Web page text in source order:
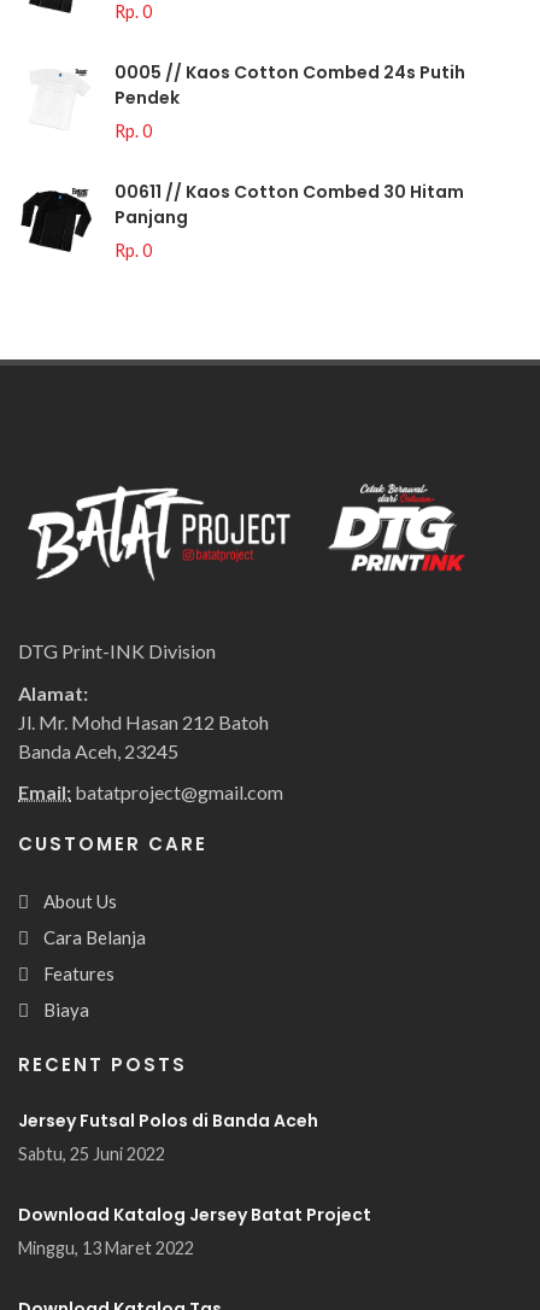
Rp. 0
0005 // Kaos Cotton Combed 24s Putih
Pendek
Rp. 0
00611 // Kaos Cotton Combed 30 Hitam
Panjang
Rp. 0
DTG Print-INK Division
Alamat:
Jl. Mr. Mohd Hasan 212 Batoh
Banda Aceh, 23245
Email: batatproject@gmail.com
CUSTOMER CARE
About Us
Cara Belanja
Features
Biaya
RECENT POSTS
Jersey Futsal Polos di Banda Aceh
Sabtu, 25 Juni 2022
Download Katalog Jersey Batat Project
Minggu, 13 Maret 2022